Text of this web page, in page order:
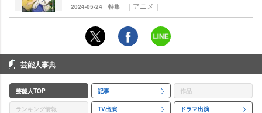
2024-05-24 特集 ｜アニメ｜
芸能人事典
芸能人TOP 記事 作品
ランキング情報 TV出演 ドラマ出演